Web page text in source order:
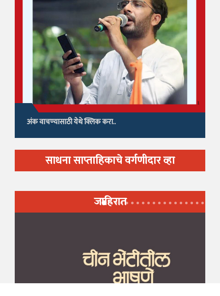
अंक वाचण्यासाठी येथे क्लिक करा..
साधना साप्ताहिकाचे वर्गणीदार व्हा
जाहिरात